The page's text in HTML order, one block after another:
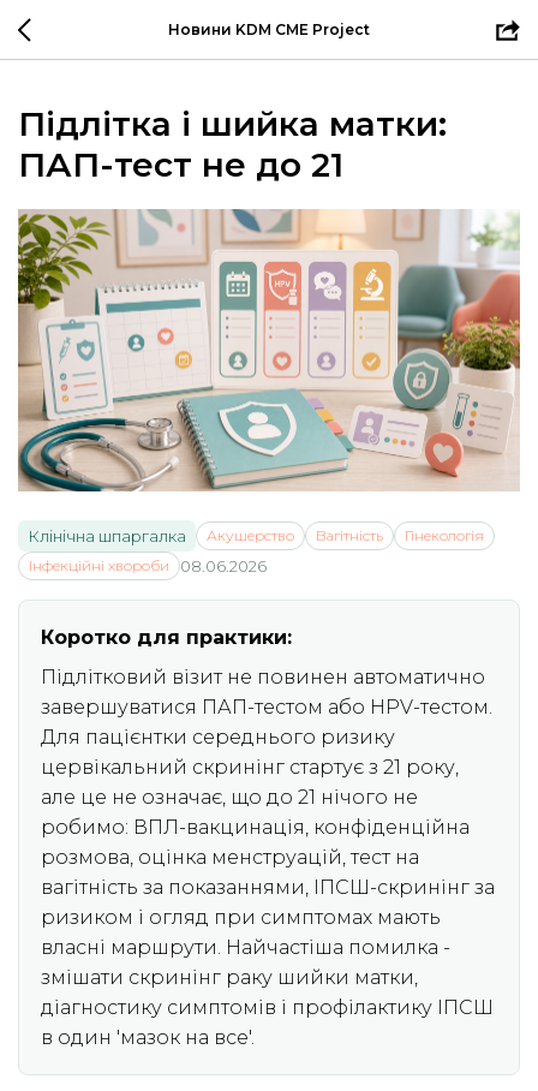
Новини KDM CME Project
Підлітка і шийка матки:
ПАП-тест не до 21
Клінічна шпаргалка Акушерство Вагітність
Гінекологія
Інфекційні хвороби
08.06.2026
Коротко для практики:
Підлітковий візит не повинен автоматично
завершуватися ПАП-тестом або HPV-тестом.
Для пацієнтки середнього ризику
цервікальний скринінг стартує з 21 року,
але це не означає, що до 21 нічого не
робимо: ВПЛ-вакцинація, конфіденційна
розмова, оцінка менструацій, тест на
вагітність за показаннями, ІПСШ-скринінг за
ризиком і огляд при симптомах мають
власні маршрути. Найчастіша помилка -
змішати скринінг раку шийки матки,
діагностику симптомів і профілактику ІПСШ
в один 'мазок на все'.